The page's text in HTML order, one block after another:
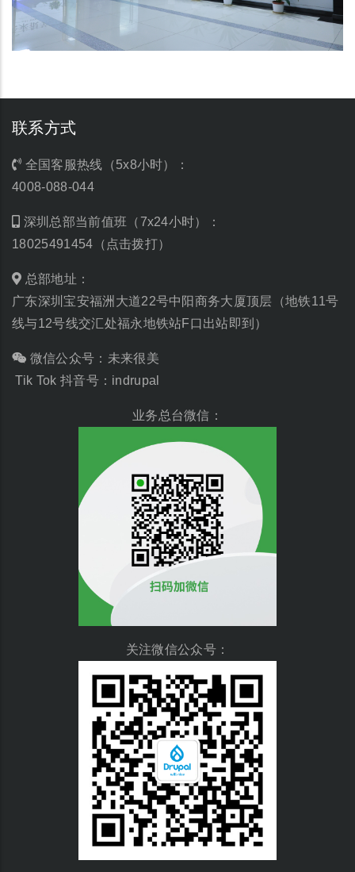
联系方式
全国客服热线（5x8小时）：
4008-088-044
深圳总部当前值班（7x24小时）：
18025491454（点击拨打）
总部地址：
广东深圳宝安福洲大道22号中阳商务大厦顶层（地铁11号
线与12号线交汇处福永地铁站F口出站即到）
微信公众号：未来很美
Tik Tok 抖音号：indrupal
业务总台微信：
关注微信公众号：